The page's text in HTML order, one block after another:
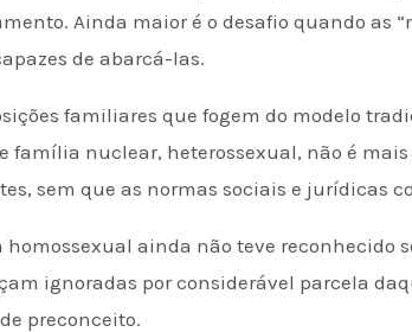
Ainda maior é o desafio quando as
de abarcá-las.
familiares que fogem do modelo
família nuclear, heterossexual, não é
sem que as normas sociais e jurídicas
homossexual ainda não teve reconhecido
ignoradas por considerável parcela
preconceito.